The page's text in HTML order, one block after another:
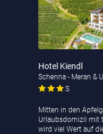
Hotel Kiendl
Schenna - Meran &
S
Mitten in den
Urlaubsdomizil mit
wird viel Wert auf